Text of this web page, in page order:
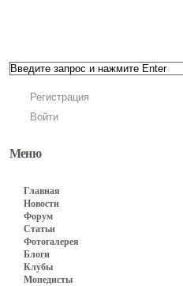
Регистрация
Войти
Меню
Главная
Новости
Форум
Статьи
Фотогалерея
Блоги
Клубы
Мопедисты